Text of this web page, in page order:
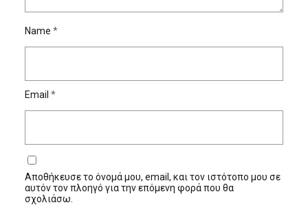
Name *
Email *
Αποθήκευσε το όνομά μου, email, και τον ιστότοπο μου σε
αυτόν τον πλοηγό για την επόμενη φορά που θα
σχολιάσω.